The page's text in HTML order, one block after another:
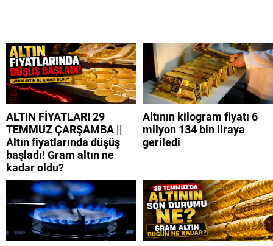
ALTIN FİYATLARI 29
TEMMUZ ÇARŞAMBA ||
Altın fiyatlarında düşüş
başladı! Gram altın ne
kadar oldu?
Altının kilogram fiyatı 6
milyon 134 bin liraya
geriledi